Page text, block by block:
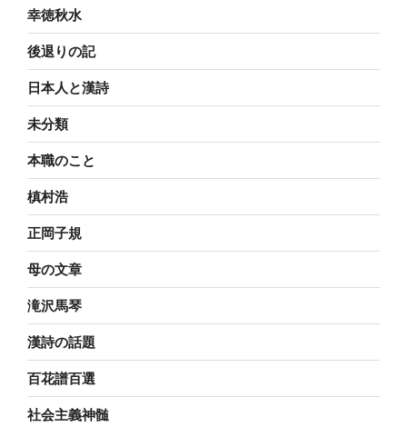
幸徳秋水
後退りの記
日本人と漢詩
未分類
本職のこと
槙村浩
正岡子規
母の文章
滝沢馬琴
漢詩の話題
百花譜百選
社会主義神髄